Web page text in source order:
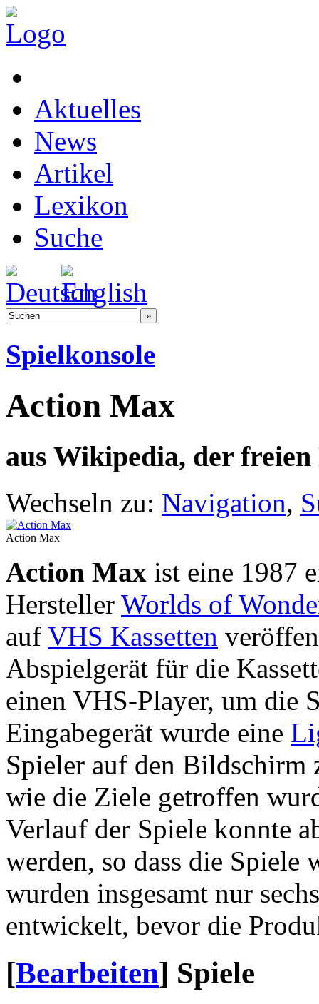
Aktuelles
News
Artikel
Lexikon
Suche
Spielkonsole
Action Max
aus Wikipedia, der
Wechseln zu: Navigation,
Action Max
Action Max ist eine 1987
Hersteller Worlds of
auf VHS Kassetten
Abspielgerät für die
einen VHS-Player, um die
Eingabegerät wurde eine
Spieler auf den Bildschirm
wie die Ziele getroffen
Verlauf der Spiele konnte
werden, so dass die
wurden insgesamt nur
entwickelt, bevor die
[Bearbeiten] Spiele